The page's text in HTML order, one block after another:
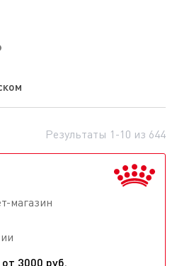
Результаты 1-10 из 644
магазин
3000 руб.